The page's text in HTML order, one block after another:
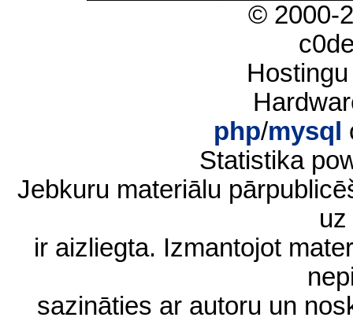
© 2000-
php/mysql
Statistika
Jebkuru materiālu
ir aizliegta. Izmantojot
sazināties ar autoru un